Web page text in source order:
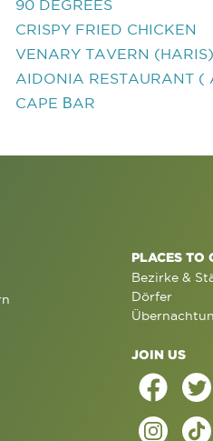
90 DEGREES
CRISPY FRIED CHICKEN
VENARY TAVERN (HARIS)
AIDONIA RESTAURANT (
CAPE ΒAR
PLACES TO
Bezirke &
Dörfer
JOIN US